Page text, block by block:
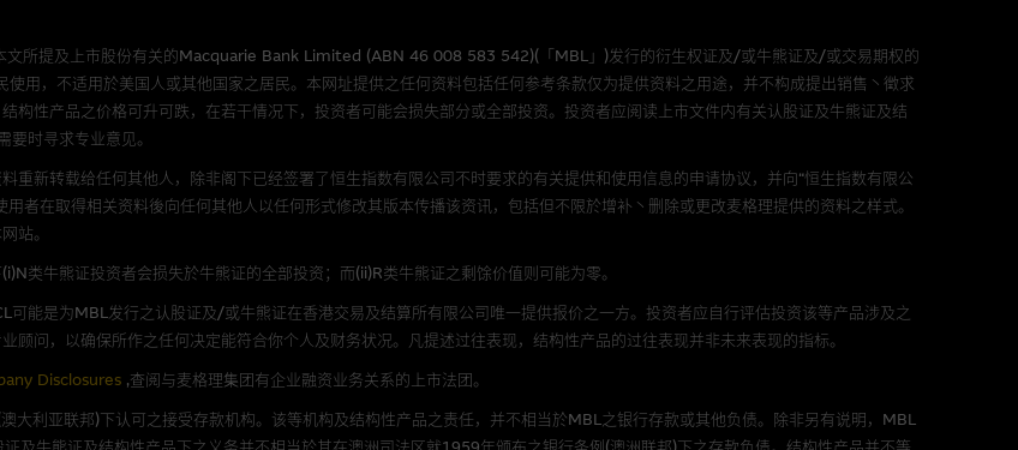
合约的根据，以购买或销售任何证券丶贷款或其他工具。网站内容由麦格理集团所准备的资料编制
。产品的过去业绩并不保证或预测将来表现。
任何相关公司或其董事丶高层职员丶雇员或代理人不作陈述，亦不保证网站内容，或任何与本网站相
完整丶合时及准确，对任何因任何形式(包括疏忽)由於网站内容的错误丶失实丶遗漏丶或任何人士对
不会承担责任或债务。
或违约，投资者可能无法收回部份或全部应收款项。结构性产品价格可升可跌。过往表现并不反映未
资本股份有限公司可能是唯一报价方。阁下应阅读载于www.warrants.com.hk
则可能为零。
文所提及上市股份有关的Macquarie Bank Limited (ABN 46 008 583 542)(「MBL」)发行的衍生权证及/或牛熊证及/或交易期权的
用，不适用於美国人或其他国家之居民。本网址提供之任何资料包括任何参考条款仅为提供资料之用途，并不构成提出销售丶徵求
构性产品之价格可升可跌，在若干情况下，投资者可能会损失部分或全部投资。投资者应阅读上市文件内有关认股证及牛熊证及结
时寻求专业意见。
重新转载给任何其他人，除非阁下已经签署了恒生指数有限公司不时要求的有关提供和使用信息的申请协议，并向“恒生指数有限公
者在取得相关资料後向任何其他人以任何形式修改其版本传播该资讯，包括但不限於增补丶删除或更改麦格理提供的资料之样式。
站。
类牛熊证投资者会损失於牛熊证的全部投资；而(ii)R类牛熊证之剩馀价值则可能为零。
能是为MBL发行之认股证及/或牛熊证在香港交易及结算所有限公司唯一提供报价之一方。投资者应自行评估投资该等产品涉及之
问，以确保所作之任何决定能符合你个人及财务状况。凡提述过往表现，结构性产品的过往表现并非未来表现的指标。
Disclosures ,查阅与麦格理集团有企业融资业务关系的上市法团。
利亚联邦)下认可之接受存款机构。该等机构及结构性产品之责任，并不相当於MBL之银行存款或其他负债。除非另有说明，MBL